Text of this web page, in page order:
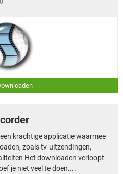
krachtige applicatie waarmee
zoals tv-uitzendingen,
Het downloaden verloopt
je niet veel te doen....